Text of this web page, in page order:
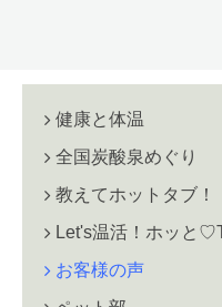
健康と体温
全国炭酸泉めぐり
教えてホットタブ！
Let's温活！ホッと
お客様の声